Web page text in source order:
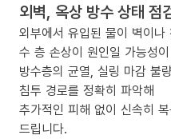
외벽, 옥상 방수 상태 점
외부에서 유입된 물이 벽이
수 층 손상이 원인일 가능성
방수층의 균열, 실링 마감 불
침투 경로를 정확히 파악해
추가적인 피해 없이 신속히
드립니다.